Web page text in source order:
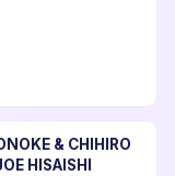
& CHIHIRO
HISAISHI